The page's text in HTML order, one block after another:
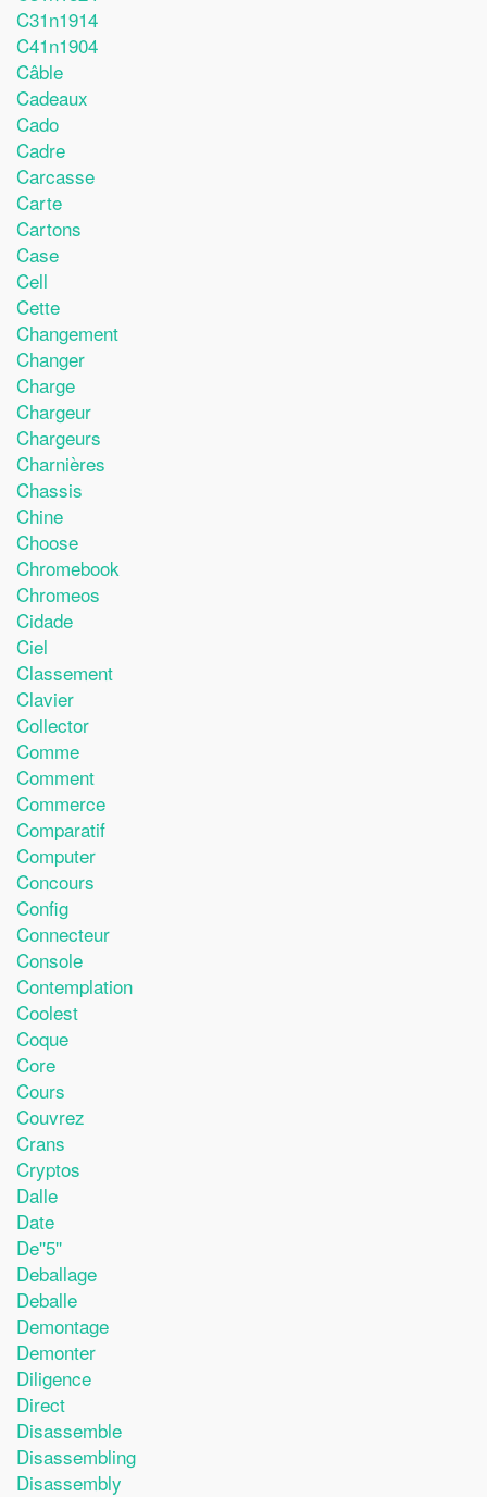
C31n1914
C41n1904
Câble
Cadeaux
Cado
Cadre
Carcasse
Carte
Cartons
Case
Cell
Cette
Changement
Changer
Charge
Chargeur
Chargeurs
Charnières
Chassis
Chine
Choose
Chromebook
Chromeos
Cidade
Ciel
Classement
Clavier
Collector
Comme
Comment
Commerce
Comparatif
Computer
Concours
Config
Connecteur
Console
Contemplation
Coolest
Coque
Core
Cours
Couvrez
Crans
Cryptos
Dalle
Date
De''5''
Deballage
Deballe
Demontage
Demonter
Diligence
Direct
Disassemble
Disassembling
Disassembly